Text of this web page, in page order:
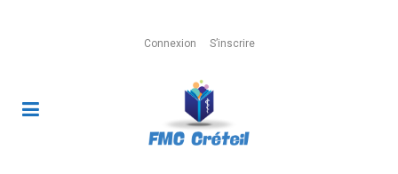
Connexion S’inscrire